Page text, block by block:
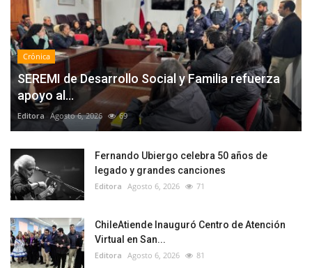
Crónica
SEREMI de Desarrollo Social y Familia refuerza
apoyo al...
Editora Agosto 6, 2026 69
Fernando Ubiergo celebra 50 años de
legado y grandes canciones
Editora Agosto 6, 2026 71
ChileAtiende Inauguró Centro de Atención
Virtual en San...
Editora Agosto 6, 2026 81